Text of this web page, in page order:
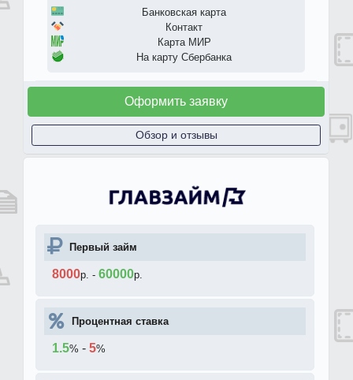
Банковская карта
Контакт
Карта МИР
На карту Сбербанка
Оформить заявку
Обзор и отзывы
Первый займ
8000р. - 60000р.
Процентная ставка
1.5% - 5%